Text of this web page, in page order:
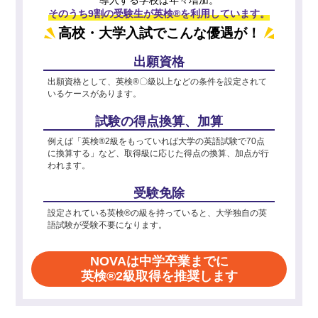
そのうち9割の受験生が英検®を利用しています。
高校・大学入試でこんな優遇が！
出願資格
出願資格として、英検®〇級以上などの条件を設定されて
いるケースがあります。
試験の得点換算、加算
例えば「英検®2級をもっていれば大学の英語試験で70点
に換算する」など、取得級に応じた得点の換算、加点が行
われます。
受験免除
設定されている英検®の級を持っていると、大学独自の英
語試験が受験不要になります。
NOVAは中学卒業までに
英検®2級取得を推奨します